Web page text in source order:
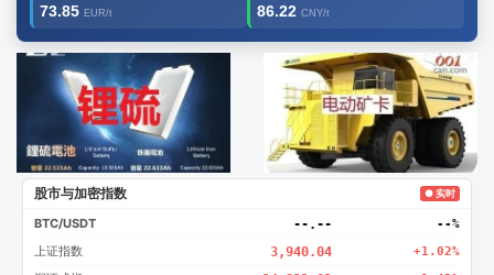
73.85 EUR/t 86.22 CNY/t
广告2 创新
股市与加密指数 ● 实时
BTC/USDT --.-- --%
上证指数 3,940.04 +1.02%